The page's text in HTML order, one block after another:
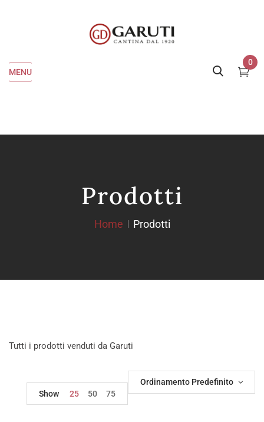
MENU
0
Prodotti
Home Prodotti
Tutti i prodotti venduti da Garuti
Ordinamento Predefinito
Show
25 50 75